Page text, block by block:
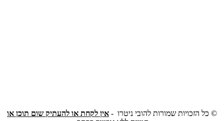
© כל הזכויות שמורות להובי ניטרו - אין לקחת או להעתיק שום תוכן או